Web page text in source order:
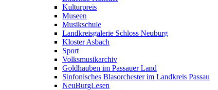
Kulturpreis
Museen
Musikschule
Landkreisgalerie Schloss Neuburg
Kloster Asbach
Sport
Volksmusikarchiv
Goldhauben im Passauer Land
Sinfonisches Blasorchester im Landkreis Passau
NeuBurgLesen